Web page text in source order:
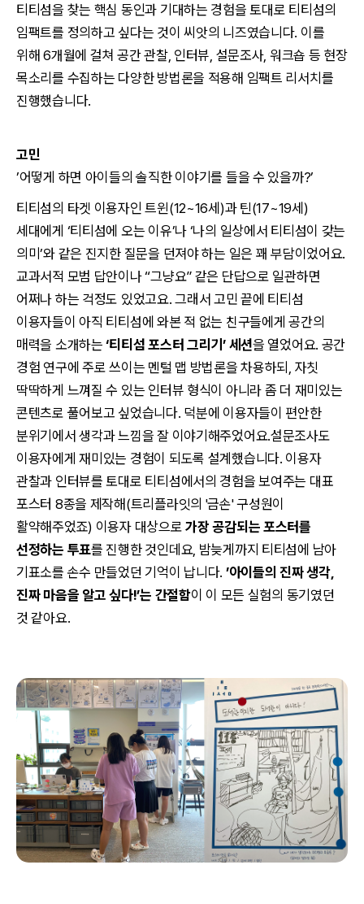
티티섬을 찾는 핵심 동인과 기대하는 경험을 토대로 티티섬의
임팩트를 정의하고 싶다는 것이 씨앗의 니즈였습니다. 이를
위해 6개월에 걸쳐 공간 관찰, 인터뷰, 설문조사, 워크숍 등 현장
목소리를 수집하는 다양한 방법론을 적용해 임팩트 리서치를
진행했습니다.
고민
’어떻게 하면 아이들의 솔직한 이야기를 들을 수 있을까?’
티티섬의 타겟 이용자인 트윈(12~16세)과 틴(17~19세)
세대에게 ‘티티섬에 오는 이유’나 ‘나의 일상에서 티티섬이 갖는
의미’와 같은 진지한 질문을 던져야 하는 일은 꽤 부담이었어요.
교과서적 모범 답안이나 “그냥요” 같은 단답으로 일관하면
어쩌나 하는 걱정도 있었고요. 그래서 고민 끝에 티티섬
이용자들이 아직 티티섬에 와본 적 없는 친구들에게 공간의
매력을 소개하는‘티티섬 포스터 그리기’ 세션을 열었어요. 공간
경험 연구에 주로 쓰이는 멘털 맵 방법론을 차용하되, 자칫
딱딱하게 느껴질 수 있는 인터뷰 형식이 아니라 좀 더 재미있는
콘텐츠로 풀어보고 싶었습니다. 덕분에 이용자들이 편안한
분위기에서 생각과 느낌을 잘 이야기해주었어요.설문조사도
이용자에게 재미있는 경험이 되도록 설계했습니다. 이용자
관찰과 인터뷰를 토대로 티티섬에서의 경험을 보여주는 대표
포스터 8종을 제작해(트리플라잇의 '금손' 구성원이
활약해주었죠) 이용자 대상으로가장 공감되는 포스터를
선정하는 투표를 진행한 것인데요, 밤늦게까지 티티섬에 남아
기표소를 손수 만들었던 기억이 납니다. ’아이들의 진짜 생각,
진짜 마음을 알고 싶다!’는 간절함이 이 모든 실험의 동기였던
것 같아요.